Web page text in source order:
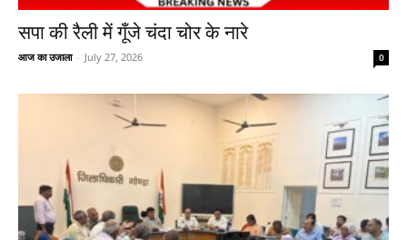
सपा की रैली में गूँजे चंदा चोर के नारे
आज का उजाला - July 27, 2026 0